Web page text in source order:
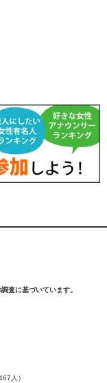
査に基づいています。
人）